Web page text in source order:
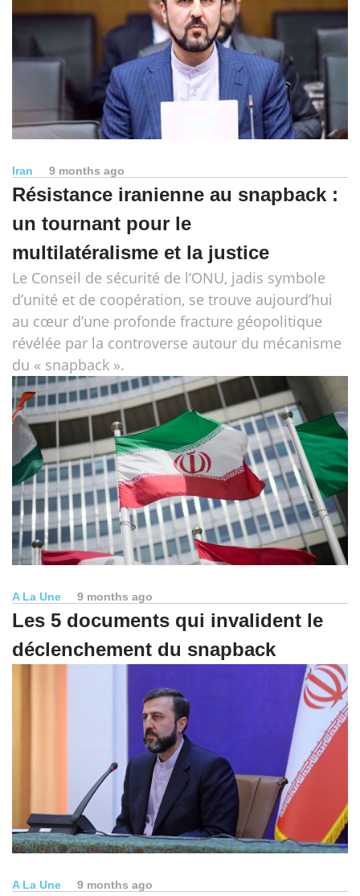
Iran 9 months ago
Résistance iranienne au snapback :
un tournant pour le
multilatéralisme et la justice
Le Conseil de sécurité de l’ONU, jadis symbole
d’unité et de coopération, se trouve aujourd’hui
au cœur d’une profonde fracture géopolitique
révélée par la controverse autour du mécanisme
du « snapback ».
A La Une 9 months ago
Les 5 documents qui invalident le
déclenchement du snapback
A La Une 9 months ago